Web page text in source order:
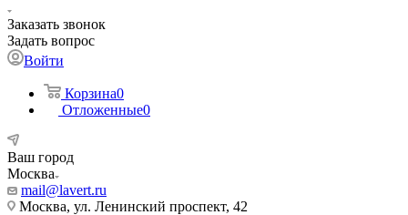
Заказать звонок
Задать вопрос
Войти
Корзина0
Отложенные0
Ваш город
Москва
mail@lavert.ru
Москва, ул. Ленинский проспект, 42